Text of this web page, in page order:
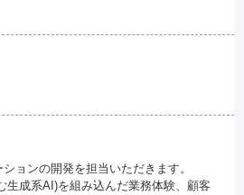
ョンの開発を担当いただきます。
生成系AI)を組み込んだ業務体験、顧客